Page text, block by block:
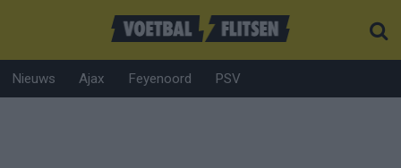
Nieuws Ajax Feyenoord PSV